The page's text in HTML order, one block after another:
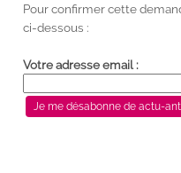
Pour confirmer cette
ci-dessous :
Votre adresse email :